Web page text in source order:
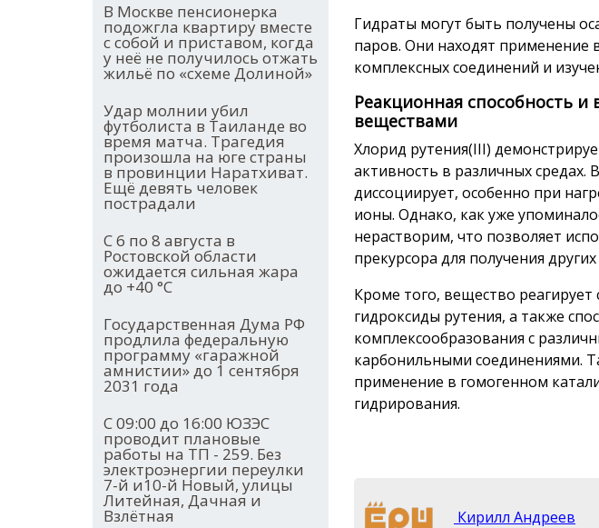
В Москве пенсионерка
подожгла квартиру вместе
с собой и приставом, когда
у неё не получилось отжать
жильё по «схеме Долиной»
Удар молнии убил
футболиста в Таиланде во
время матча. Трагедия
произошла на юге страны
в провинции Наратхиват.
Ещё девять человек
пострадали
С 6 по 8 августа в
Ростовской области
ожидается сильная жара
до +40 °С
Государственная Дума РФ
продлила федеральную
программу «гаражной
амнистии» до 1 сентября
2031 года
С 09:00 до 16:00 ЮЗЭС
проводит плановые
работы на ТП - 259. Без
электроэнергии переулки
7-й и10-й Новый, улицы
Литейная, Дачная и
Взлётная
Гидраты могут быть получены
паров. Они находят применение
комплексных соединений и
Реакционная способность и
веществами
Хлорид рутения(III)
активность в различных средах.
диссоциирует, особенно при
ионы. Однако, как уже
нерастворим, что позволяет
прекурсора для получения
Кроме того, вещество
гидроксиды рутения, а также
комплексообразования с
карбонильными соединениями.
применение в гомогенном
гидрирования.
Кирилл Андреев